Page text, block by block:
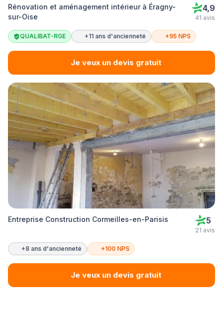
Rénovation et aménagement intérieur à Éragny-
sur-Oise
4,9
41 avis
QUALIBAT-RGE +11 ans d'ancienneté +95 NPS
Je veux un devis gratuit
Entreprise Construction Cormeilles-en-Parisis 5
21 avis
+8 ans d'ancienneté +100 NPS
Je veux un devis gratuit